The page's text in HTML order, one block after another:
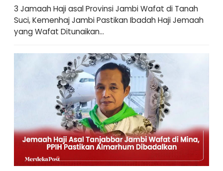
3 Jamaah Haji asal Provinsi Jambi Wafat di Tanah
Suci, Kemenhaj Jambi Pastikan Ibadah Haji Jemaah
yang Wafat Ditunaikan...